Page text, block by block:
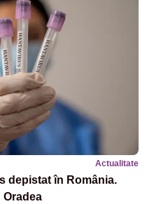
Actualitate
depistat în România.
Oradea